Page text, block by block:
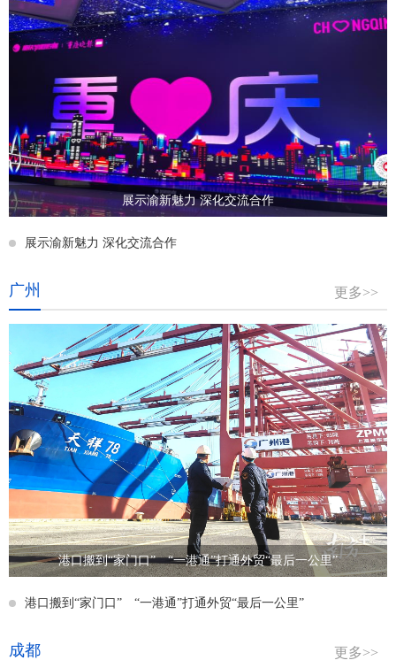
展示渝新魅力 深化交流合作
展示渝新魅力 深化交流合作
广州 更多>>
港口搬到“家门口” “一港通”打通外贸“最后一公里”
港口搬到“家门口” “一港通”打通外贸“最后一公里”
成都 更多>>